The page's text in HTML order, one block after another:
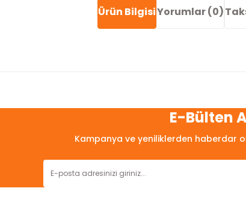
Ürün BilgisiYorumlar (0)
Bu ürüne ilk
E-Bülten
Kampanya ve yeniliklerden haberdar